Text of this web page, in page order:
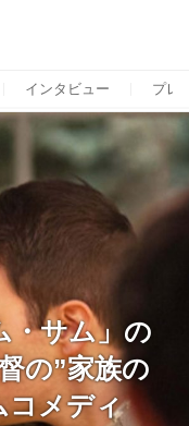
インタビュー プレ
・サム」の
の”家族の
コメディ